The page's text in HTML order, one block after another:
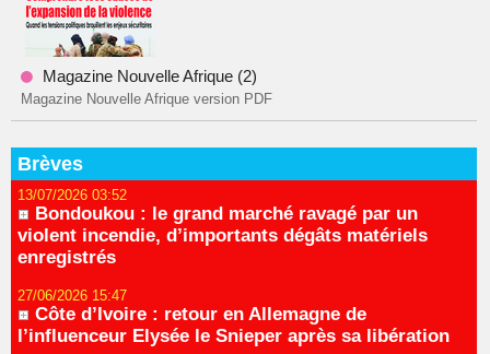
Magazine Nouvelle Afrique (2)
Magazine Nouvelle Afrique version PDF
Brèves
13/07/2026 03:52
Bondoukou : le grand marché ravagé par un
violent incendie, d’importants dégâts matériels
enregistrés
27/06/2026 15:47
Côte d’Ivoire : retour en Allemagne de
l’influenceur Elysée le Snieper après sa libération